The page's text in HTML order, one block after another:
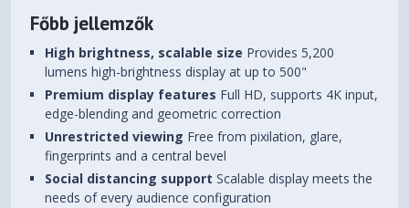
Főbb jellemzők
High brightness, scalable size Provides 5,200
lumens high-brightness display at up to 500"
Premium display features Full HD, supports 4K input,
edge-blending and geometric correction
Unrestricted viewing Free from pixilation, glare,
fingerprints and a central bevel
Social distancing support Scalable display meets the
needs of every audience configuration